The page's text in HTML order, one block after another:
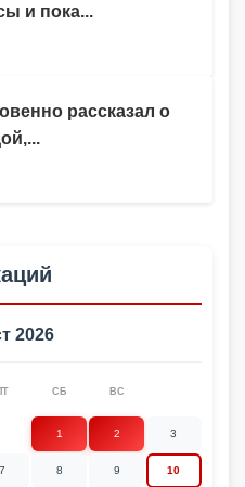
рассказал о
и пока...
2026
СБ ВС
1 2 3
7 8 9 10